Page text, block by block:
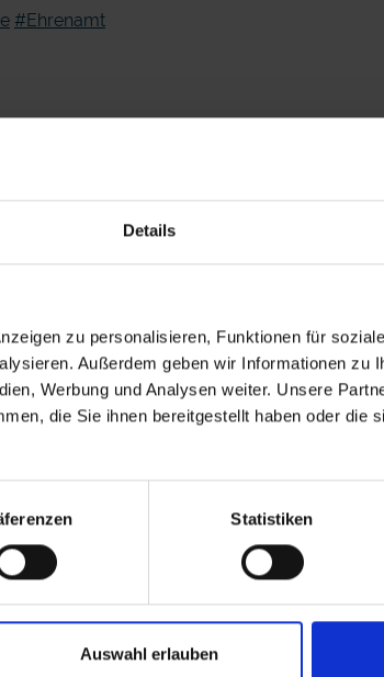
Details
zu personalisieren, Funktionen für
Außerdem geben wir Informationen zu
Werbung und Analysen weiter. Unsere
die Sie ihnen bereitgestellt haben oder die
Statistiken
Auswahl erlauben
#Ehrenamt